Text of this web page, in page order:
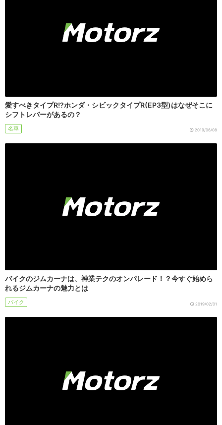
愛すべきタイプR!?ホンダ・シビックタイプR(EP3型)はなぜそこに
シフトレバーがあるの？
名車 2019/06/08
バイクのジムカーナは、神業テクのオンパレード！？今すぐ始めら
れるジムカーナの魅力とは
バイク 2019/02/01